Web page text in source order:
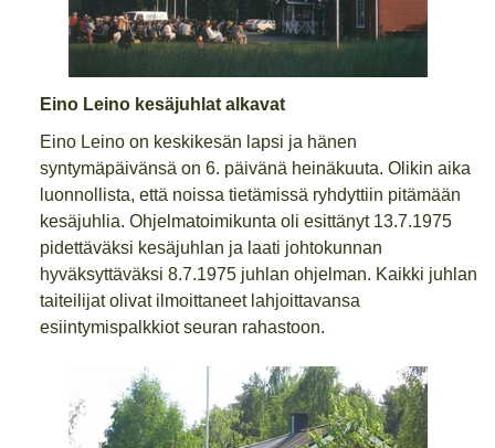
Eino Leino kesäjuhlat alkavat
Eino Leino on keskikesän lapsi ja hänen
syntymäpäivänsä on 6. päivänä heinäkuuta. Olikin aika
luonnollista, että noissa tietämissä ryhdyttiin pitämään
kesäjuhlia. Ohjelmatoimikunta oli esittänyt 13.7.1975
pidettäväksi kesäjuhlan ja laati johtokunnan
hyväksyttäväksi 8.7.1975 juhlan ohjelman. Kaikki juhlan
taiteilijat olivat ilmoittaneet lahjoittavansa
esiintymispalkkiot seuran rahastoon.